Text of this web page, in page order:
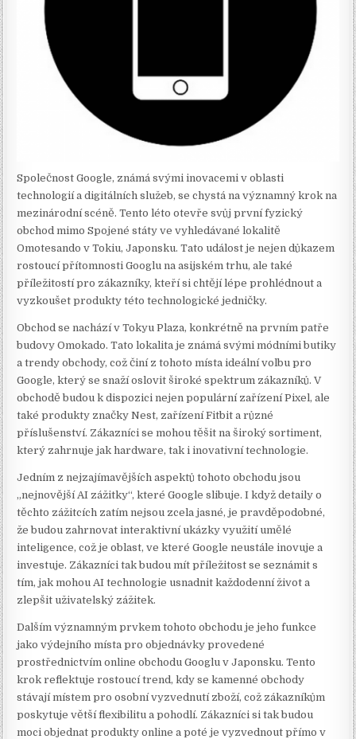
Společnost Google, známá svými inovacemi v oblasti
technologií a digitálních služeb, se chystá na významný krok na
mezinárodní scéně. Tento léto otevře svůj první fyzický
obchod mimo Spojené státy ve vyhledávané lokalitě
Omotesando v Tokiu, Japonsku. Tato událost je nejen důkazem
rostoucí přítomnosti Googlu na asijském trhu, ale také
příležitostí pro zákazníky, kteří si chtějí lépe prohlédnout a
vyzkoušet produkty této technologické jedničky.
Obchod se nachází v Tokyu Plaza, konkrétně na prvním patře
budovy Omokado. Tato lokalita je známá svými módními butiky
a trendy obchody, což činí z tohoto místa ideální volbu pro
Google, který se snaží oslovit široké spektrum zákazníků. V
obchodě budou k dispozici nejen populární zařízení Pixel, ale
také produkty značky Nest, zařízení Fitbit a různé
příslušenství. Zákazníci se mohou těšit na široký sortiment,
který zahrnuje jak hardware, tak i inovativní technologie.
Jedním z nejzajímavějších aspektů tohoto obchodu jsou
„nejnovější AI zážitky“, které Google slibuje. I když detaily o
těchto zážitcích zatím nejsou zcela jasné, je pravděpodobné,
že budou zahrnovat interaktivní ukázky využití umělé
inteligence, což je oblast, ve které Google neustále inovuje a
investuje. Zákazníci tak budou mít příležitost se seznámit s
tím, jak mohou AI technologie usnadnit každodenní život a
zlepšit uživatelský zážitek.
Dalším významným prvkem tohoto obchodu je jeho funkce
jako výdejního místa pro objednávky provedené
prostřednictvím online obchodu Googlu v Japonsku. Tento
krok reflektuje rostoucí trend, kdy se kamenné obchody
stávají místem pro osobní vyzvednutí zboží, což zákazníkům
poskytuje větší flexibilitu a pohodlí. Zákazníci si tak budou
moci objednat produkty online a poté je vyzvednout přímo v